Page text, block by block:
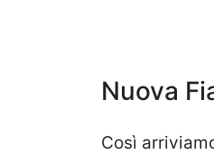
Nuova
Così